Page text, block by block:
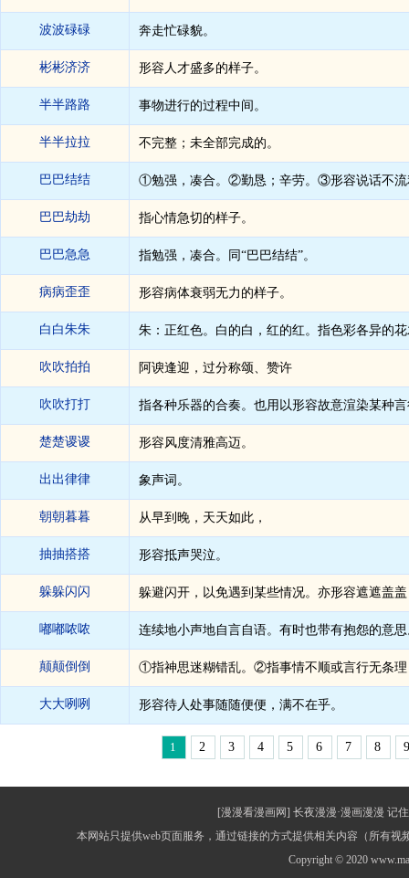
波波碌碌 奔走忙碌貌。
彬彬济济 形容人才盛多的样子。
半半路路 事物进行的过程中间。
半半拉拉 不完整；未全部完成的。
巴巴结结 ①勉强，凑合。②勤恳；辛劳。③形容说话不流
巴巴劫劫 指心情急切的样子。
巴巴急急 指勉强，凑合。同“巴巴结结”。
病病歪歪 形容病体衰弱无力的样子。
白白朱朱 朱：正红色。白的白，红的红。指色彩各异的
吹吹拍拍 阿谀逢迎，过分称颂、赞许
吹吹打打 指各种乐器的合奏。也用以形容故意渲染某种
楚楚谡谡 形容风度清雅高迈。
出出律律 象声词。
朝朝暮暮 从早到晚，天天如此，
抽抽搭搭 形容抵声哭泣。
躲躲闪闪 躲避闪开，以免遇到某些情况。亦形容遮遮盖
嘟嘟哝哝 连续地小声地自言自语。有时也带有抱怨的意
颠颠倒倒 ①指神思迷糊错乱。②指事情不顺或言行无条理
大大咧咧 形容待人处事随随便便，满不在乎。
1 2 3 4 5 6 7 8
[漫漫看漫画网] 长夜漫漫·漫画漫漫 记
本网站只提供web页面服务，通过链接的方式提供相关内容（所有
Copyright © 2020